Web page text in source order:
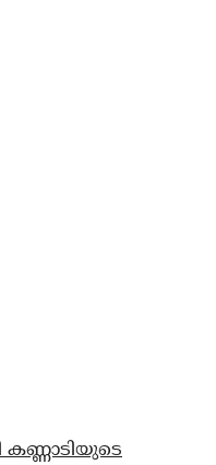
കണ്ണാടിയുടെ